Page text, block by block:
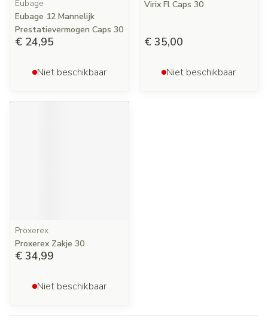
Eubage
Eubage 12 Mannelijk
Prestatievermogen Caps 30
€ 24,95
Niet beschikbaar
Virix Fl Caps 30
€ 35,00
Niet beschikbaar
Proxerex
Proxerex Zakje 30
€ 34,99
Niet beschikbaar